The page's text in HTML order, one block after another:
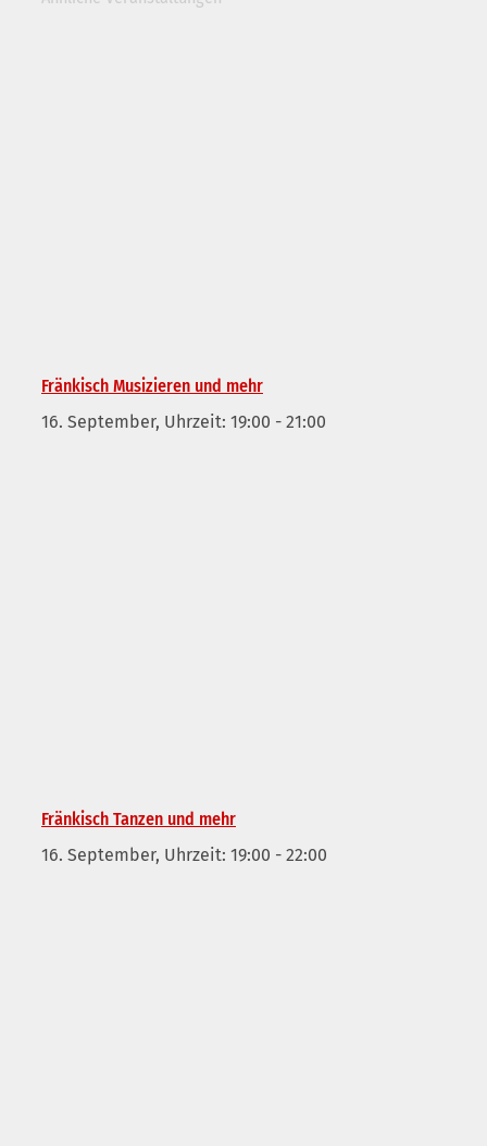
Fränkisch Musizieren und mehr
16. September, Uhrzeit: 19:00 - 21:00
Fränkisch Tanzen und mehr
16. September, Uhrzeit: 19:00 - 22:00